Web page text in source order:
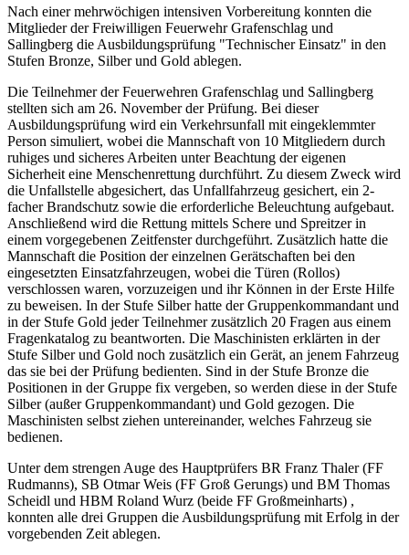
Nach einer mehrwöchigen intensiven Vorbereitung konnten die
Mitglieder der Freiwilligen Feuerwehr Grafenschlag und
Sallingberg die Ausbildungsprüfung "Technischer Einsatz" in den
Stufen Bronze, Silber und Gold ablegen.
Die Teilnehmer der Feuerwehren Grafenschlag und Sallingberg
stellten sich am 26. November der Prüfung. Bei dieser
Ausbildungsprüfung wird ein Verkehrsunfall mit eingeklemmter
Person simuliert, wobei die Mannschaft von 10 Mitgliedern durch
ruhiges und sicheres Arbeiten unter Beachtung der eigenen
Sicherheit eine Menschenrettung durchführt. Zu diesem Zweck wird
die Unfallstelle abgesichert, das Unfallfahrzeug gesichert, ein 2-
facher Brandschutz sowie die erforderliche Beleuchtung aufgebaut.
Anschließend wird die Rettung mittels Schere und Spreitzer in
einem vorgegebenen Zeitfenster durchgeführt. Zusätzlich hatte die
Mannschaft die Position der einzelnen Gerätschaften bei den
eingesetzten Einsatzfahrzeugen, wobei die Türen (Rollos)
verschlossen waren, vorzuzeigen und ihr Können in der Erste Hilfe
zu beweisen. In der Stufe Silber hatte der Gruppenkommandant und
in der Stufe Gold jeder Teilnehmer zusätzlich 20 Fragen aus einem
Fragenkatalog zu beantworten. Die Maschinisten erklärten in der
Stufe Silber und Gold noch zusätzlich ein Gerät, an jenem Fahrzeug
das sie bei der Prüfung bedienten. Sind in der Stufe Bronze die
Positionen in der Gruppe fix vergeben, so werden diese in der Stufe
Silber (außer Gruppenkommandant) und Gold gezogen. Die
Maschinisten selbst ziehen untereinander, welches Fahrzeug sie
bedienen.
Unter dem strengen Auge des Hauptprüfers BR Franz Thaler (FF
Rudmanns), SB Otmar Weis (FF Groß Gerungs) und BM Thomas
Scheidl und HBM Roland Wurz (beide FF Großmeinharts) ,
konnten alle drei Gruppen die Ausbildungsprüfung mit Erfolg in der
vorgebenden Zeit ablegen.